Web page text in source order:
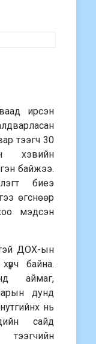
ирсэн
тээгч 30
хэвийн
байжээ.
биеэ
өгснөөр
мэдсэн
ДОХ-ын
байна.
аймаг,
дунд
нь
сайд